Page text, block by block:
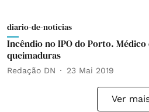
diario-de-noticias
Incêndio no IPO do Porto.
queimaduras
Redação DN 23 Mai 2019
Ver